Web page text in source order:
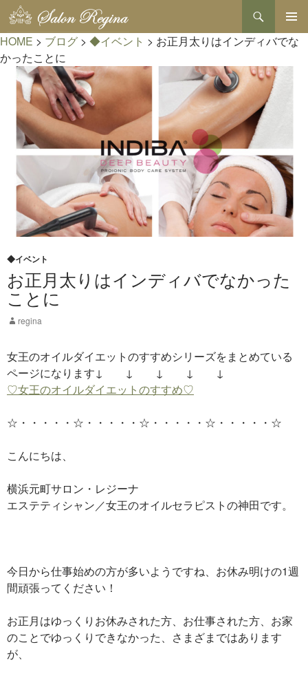
検
索
メインメ
ニュー
ン
ン
ツ
へ
ス
キ
ッ
プ
HOME > ブログ > ◆イベント > お正月太りはインディバでな
かったことに
◆イベント
お正月太りはインディバでなかった
ことに
regina
女王のオイルダイエットのすすめシリーズをまとめている
ページになります↓ ↓ ↓ ↓ ↓
♡女王のオイルダイエットのすすめ♡
☆・・・・・☆・・・・・☆・・・・・☆・・・・・☆
こんにちは、
横浜元町サロン・レジーナ
エステティシャン／女王のオイルセラピストの神田です。
今日から仕事始めの方が多いようですね、お休み明けの1週
間頑張ってください！
お正月はゆっくりお休みされた方、お仕事された方、お家
のことでゆっくりできなかった、さまざまではあります
が、